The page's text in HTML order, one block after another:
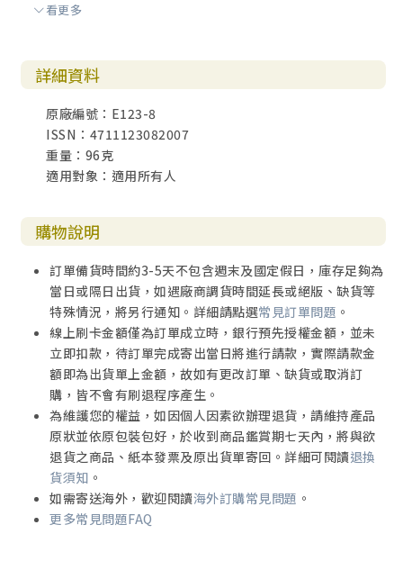
曲／James E. Moore, Jr.
詞曲／ Joseph M. Martin
中譯／程亦妮
10.盼望的道路
詞曲／Joseph M. Martin
11.教會唯有一根基
詞曲／Albert Chen
编曲／林至潔
看更多
詳細資料
原廠編號：E123-8
ISSN：4711123082007
重量：96克
適用對象：適用所有人
購物說明
訂單備貨時間約3-5天不包含週末及國定假日，庫存足夠為
當日或隔日出貨，如遇廠商調貨時間延長或絕版、缺貨等
特殊情況，將另行通知。詳細請點選常見訂單問題 。
線上刷卡金額僅為訂單成立時，銀行預先授權金額，並未
立即扣款，待訂單完成寄出當日將進行請款，實際請款金
額即為出貨單上金額，故如有更改訂單、缺貨或取消訂
購，皆不會有刷退程序產生。
為維護您的權益，如因個人因素欲辦理退貨，請維持產品
原狀並依原包裝包好，於收到商品鑑賞期七天內，將與欲
退貨之商品、紙本發票及原出貨單寄回。詳細可閱讀退換
貨須知 。
如需寄送海外，歡迎閱讀海外訂購常見問題 。
更多常見問題FAQ